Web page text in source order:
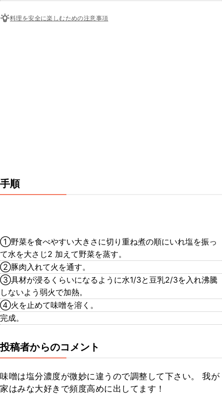
料理を安全に楽しむための注意事項
手順
①野菜を食べやすい大きさに切り重ね煮の順にいれ塩を振っ
て水を大さじ2 加えて野菜を蒸す。
②豚肉入れて火を通す。
③具材が浸るくらいになるように水1/3と豆乳2/3を入れ沸騰
しないよう弱火で加熱。
④火を止めて味噌を溶く。
完成。
投稿者からのコメント
味噌は塩分濃度が微妙に違うので調整して下さい。 我が
家はみな大好きで頻度高めに出してます！